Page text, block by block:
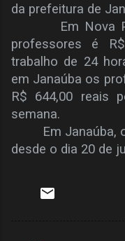
da prefeitura de
Em Nova
professores é
trabalho de 24
em Janaúba os
R$ 644,00 reais
semana.
Em Janaúba,
desde o dia 20 de